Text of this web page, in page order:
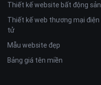
Thiết kế website bất động sản
Thiết kế web thương mại điện
tử
Mẫu website đẹp
Bảng giá tên miền